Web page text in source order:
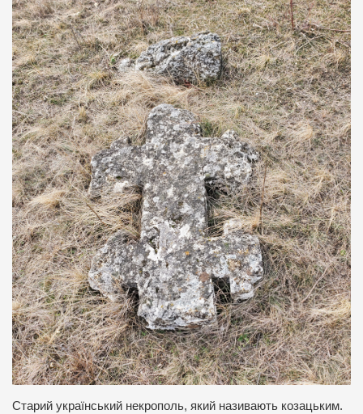
Старий український некрополь, який називають козацьким.